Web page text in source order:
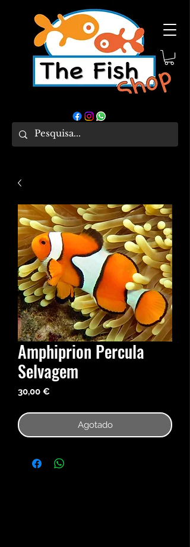
Amphiprion Percula
Selvagem
30,00 €Precio
Agotado